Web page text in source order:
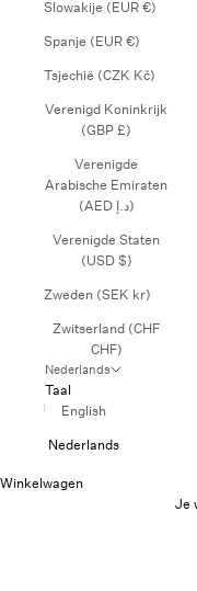
Slowakije (EUR €)
Spanje (EUR €)
Tsjechië (CZK Kč)
Verenigd Koninkrijk
(GBP £)
Verenigde
Arabische Emiraten
(AED د.إ)
Verenigde Staten
(USD $)
Zweden (SEK kr)
Zwitserland (CHF
CHF)
Nederlands
Taal
English
Nederlands
Winkelwagen
Je